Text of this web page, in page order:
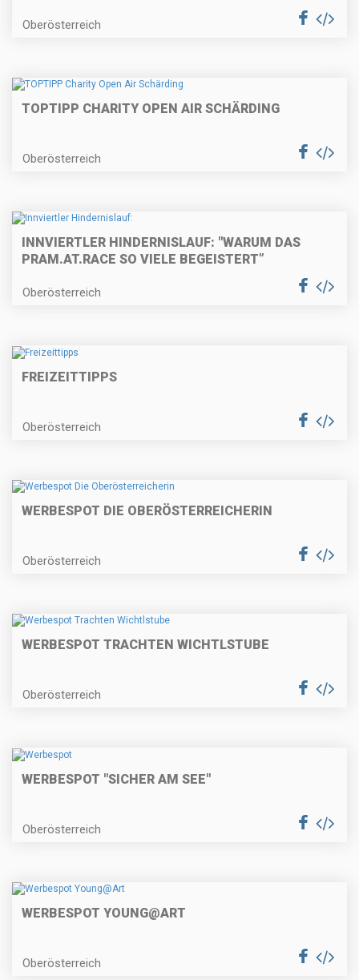
Oberösterreich
TOPTIPP CHARITY OPEN AIR SCHÄRDING
Oberösterreich
INNVIERTLER HINDERNISLAUF: "WARUM DAS
PRAM.AT.RACE SO VIELE BEGEISTERT”
Oberösterreich
FREIZEITTIPPS
Oberösterreich
WERBESPOT DIE OBERÖSTERREICHERIN
Oberösterreich
WERBESPOT TRACHTEN WICHTLSTUBE
Oberösterreich
WERBESPOT "SICHER AM SEE"
Oberösterreich
WERBESPOT YOUNG@ART
Oberösterreich